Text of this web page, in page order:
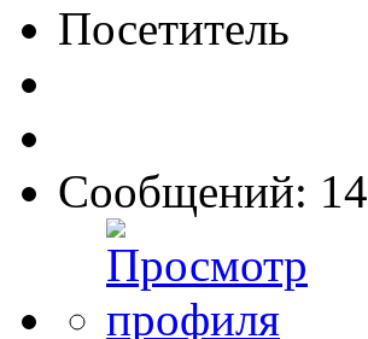
Посетитель
Сообщений: 14